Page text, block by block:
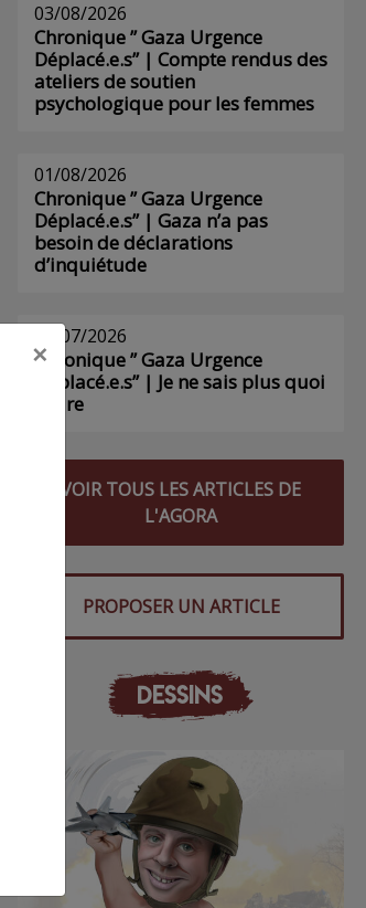
03/08/2026
Chronique ” Gaza Urgence
Déplacé.e.s” | Compte rendus des
ateliers de soutien
psychologique pour les femmes
01/08/2026
Chronique ” Gaza Urgence
Déplacé.e.s” | Gaza n’a pas
besoin de déclarations
d’inquiétude
29/07/2026
Chronique ” Gaza Urgence
Déplacé.e.s” | Je ne sais plus quoi
écrire
VOIR TOUS LES ARTICLES DE
L'AGORA
PROPOSER UN ARTICLE
DESSINS
×